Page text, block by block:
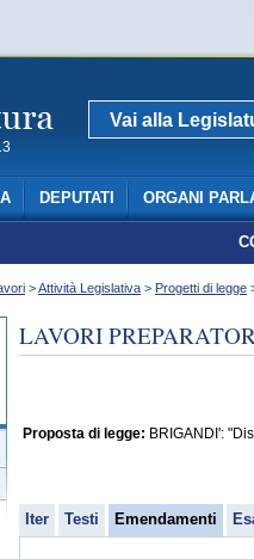
Vai alla
DEPUTATI ORGANI
>Attività Legislativa > Progetti di legge
LAVORI
Proposta di legge: BRIGANDI':
Iter Testi Emendamenti